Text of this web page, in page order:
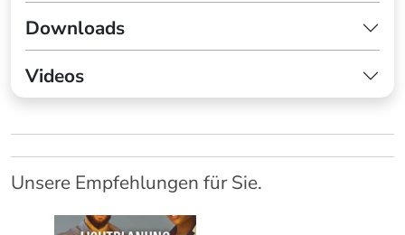
Downloads
Videos
Unsere Empfehlungen für Sie.